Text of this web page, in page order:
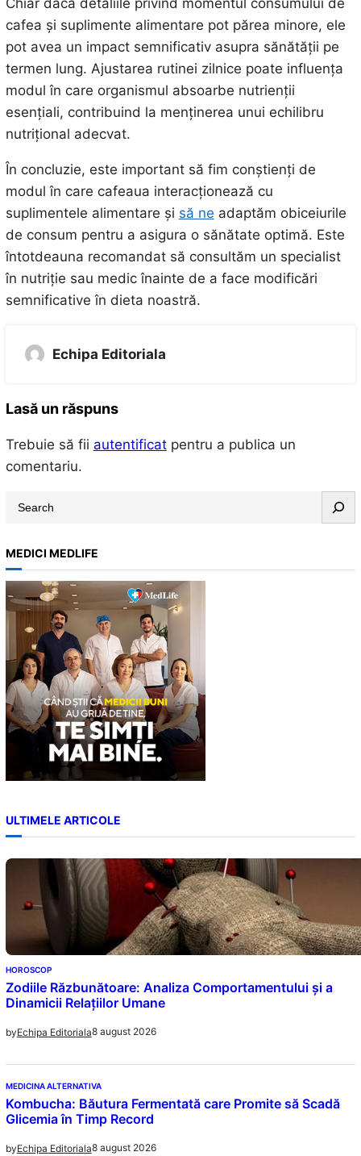
Chiar dacă detaliile privind momentul consumului de
cafea și suplimente alimentare pot părea minore, ele
pot avea un impact semnificativ asupra sănătății pe
termen lung. Ajustarea rutinei zilnice poate influența
modul în care organismul absoarbe nutrienții
esențiali, contribuind la menținerea unui echilibru
nutrițional adecvat.
În concluzie, este important să fim conștienți de
modul în care cafeaua interacționează cu
suplimentele alimentare și să ne adaptăm obiceiurile
de consum pentru a asigura o sănătate optimă. Este
întotdeauna recomandat să consultăm un specialist
în nutriție sau medic înainte de a face modificări
semnificative în dieta noastră.
Echipa Editoriala
Lasă un răspuns
Trebuie să fii autentificatpentru a publica un
comentariu.
a
r
c
h
MEDICI MEDLIFE
ULTIMELE ARTICOLE
HOROSCOP
Zodiile Răzbunătoare: Analiza Comportamentului și a
Dinamicii Relațiilor Umane
byEchipa Editoriala8 august 2026
MEDICINA ALTERNATIVA
Kombucha: Băutura Fermentată care Promite să Scadă
Glicemia în Timp Record
byEchipa Editoriala8 august 2026